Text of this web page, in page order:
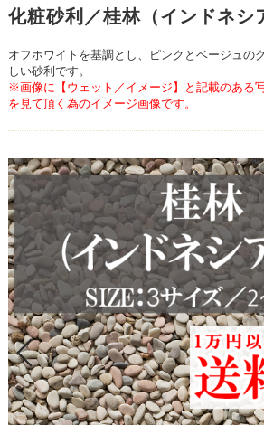
化粧砂利／桂林（インドネシ
オフホワイトを基調とし、ピンクとベージュの
しい砂利です。
※画像に【ウェット／イメージ】と記載のある
を見て頂く為のイメージ画像です。